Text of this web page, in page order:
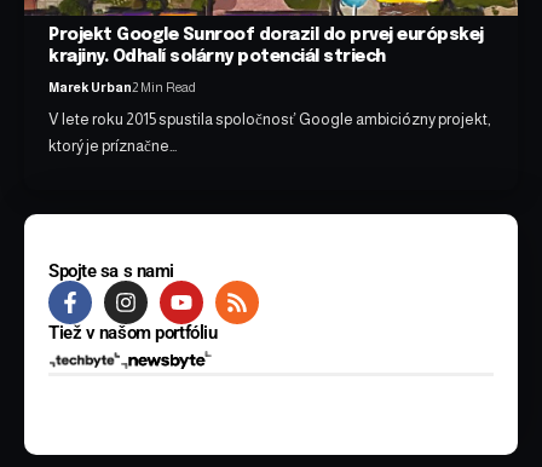
Projekt Google Sunroof dorazil do prvej európskej
krajiny. Odhalí solárny potenciál striech
Marek Urban2 Min Read
V lete roku 2015 spustila spoločnosť Google ambiciózny projekt,
ktorý je príznačne…
Spojte sa s nami
Tiež v našom portfóliu